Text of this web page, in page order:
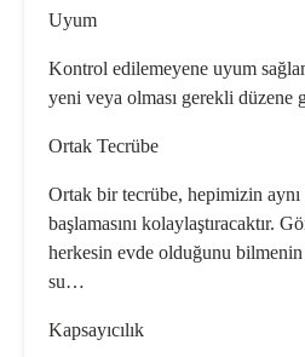
Uyum
Kontrol edilemeyene uyum
yeni veya olması gerekli düzene
Ortak Tecrübe
Ortak bir tecrübe, hepimizin
başlamasını kolaylaştıracaktır.
herkesin evde ol­duğunu
su…
Kapsayıcılık